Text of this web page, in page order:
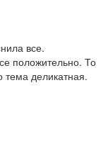
все.
положительно. То
тема деликатная.